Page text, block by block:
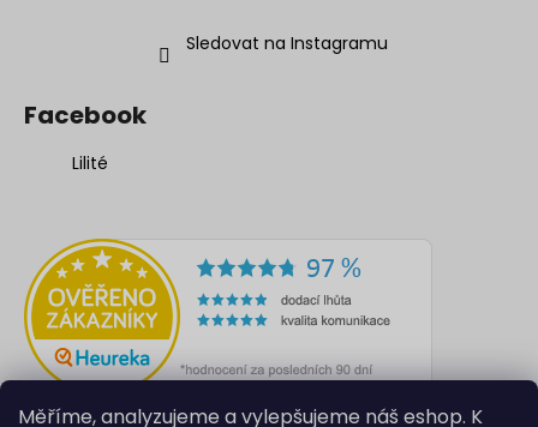
Měříme, analyzujeme a vylepšujeme náš eshop. K
Sledovat na Instagramu
Facebook
Lilité